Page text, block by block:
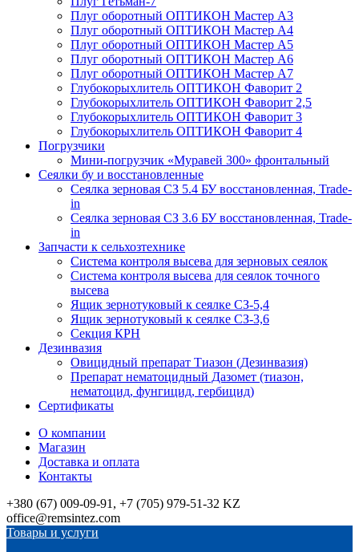
Плуг оборотный ОПТИКОН Мастер А3
Плуг оборотный ОПТИКОН Мастер А4
Плуг оборотный ОПТИКОН Мастер А5
Плуг оборотный ОПТИКОН Мастер А6
Плуг оборотный ОПТИКОН Мастер А7
Глубокорыхлитель ОПТИКОН Фаворит 2
Глубокорыхлитель ОПТИКОН Фаворит 2,5
Глубокорыхлитель ОПТИКОН Фаворит 3
Глубокорыхлитель ОПТИКОН Фаворит 4
Погрузчики
Мини-погрузчик «Муравей 300» фронтальный
Сеялки бу и восстановленные
Сеялка зерновая СЗ 5.4 БУ восстановленная, Trade-
in
Сеялка зерновая СЗ 3.6 БУ восстановленная, Trade-
in
Запчасти к сельхозтехнике
Система контроля высева для зерновых сеялок
Система контроля высева для сеялок точного
высева
Ящик зернотуковый к сеялке СЗ-5,4
Ящик зернотуковый к сеялке СЗ-3,6
Секция КРН
Дезинвазия
Овицидный препарат Тиазон (Дезинвазия)
Препарат нематоцидный Дазомет (тиазон,
нематоцид, фунгицид, гербицид)
Сертификаты
О компании
Магазин
Доставка и оплата
Контакты
+380 (67) 009-09-91, +7 (705) 979-51-32 KZ
office@remsintez.com
Товары и услуги